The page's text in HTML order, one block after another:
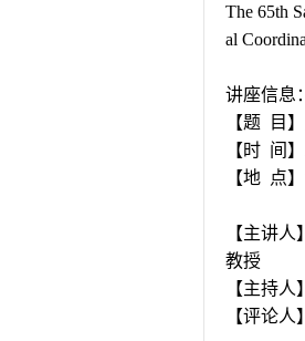
The 65th
al
讲座信息：
【题
目
【时 间】
【地 点】
【主讲人
教授
【主持
【评论